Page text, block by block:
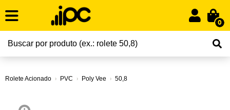
0
Rolete Acionado PVC Poly Vee 50,8